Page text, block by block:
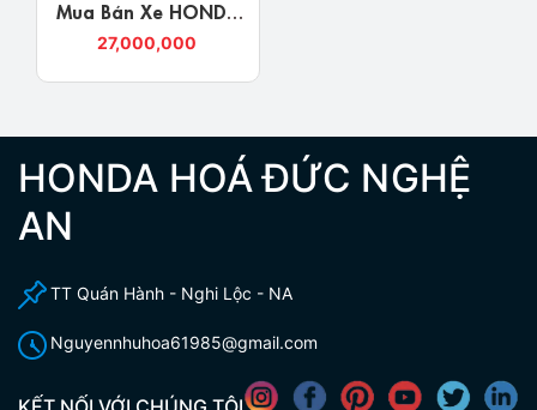
Mua Bán Xe HONDA
VISION 2021 Bản Đặc
Biệt Đỏ Đen Nghệ An
27,000,000
HONDA HOÁ ĐỨC NGHỆ
AN
TT Quán Hành - Nghi Lộc - NA
Nguyennhuhoa61985@gmail.com